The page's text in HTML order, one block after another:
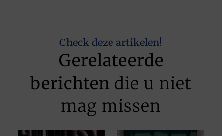
Check deze artikelen!
Gerelateerde
berichten die u niet
mag missen